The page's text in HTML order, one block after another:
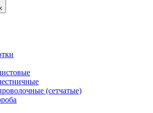
(сетчатые)